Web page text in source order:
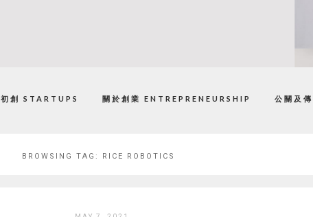
初創 STARTUPS 關於創業 ENTREPRENEURSHIP 公關及
BROWSING TAG: RICE ROBOTICS